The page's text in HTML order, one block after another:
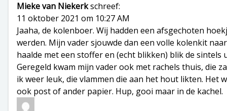
Mieke van Niekerkschreef:
11 oktober 2021 om 10:27 AM
Jaaha, de kolenboer. Wij hadden een afsgechoten
werden. Mijn vader sjouwde dan een volle kolenkit
haalde met een stoffer en (echt blikken) blik de sintels
Geregeld kwam mijn vader ook met rachels thuis, die
ik weer leuk, die vlammen die aan het hout likten. Het
ook post of ander papier. Hup, gooi maar in de kachel.